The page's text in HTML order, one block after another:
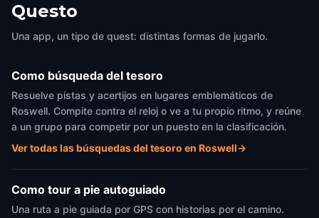
Questo
Una app, un tipo de quest: distintas formas de jugarlo.
Como búsqueda del tesoro
Resuelve pistas y acertijos en lugares emblemáticos de
Roswell. Compite contra el reloj o ve a tu propio ritmo, y reúne
a un grupo para competir por un puesto en la clasificación.
Ver todas las búsquedas del tesoro en Roswell→
Como tour a pie autoguiado
Una ruta a pie guiada por GPS con historias por el camino.